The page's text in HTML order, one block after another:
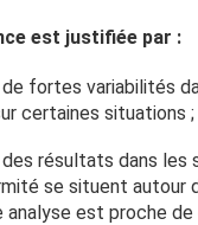
est justifiée par :
fortes variabilités
certaines situations ;
résultats dans les
se situent autour
analyse est proche